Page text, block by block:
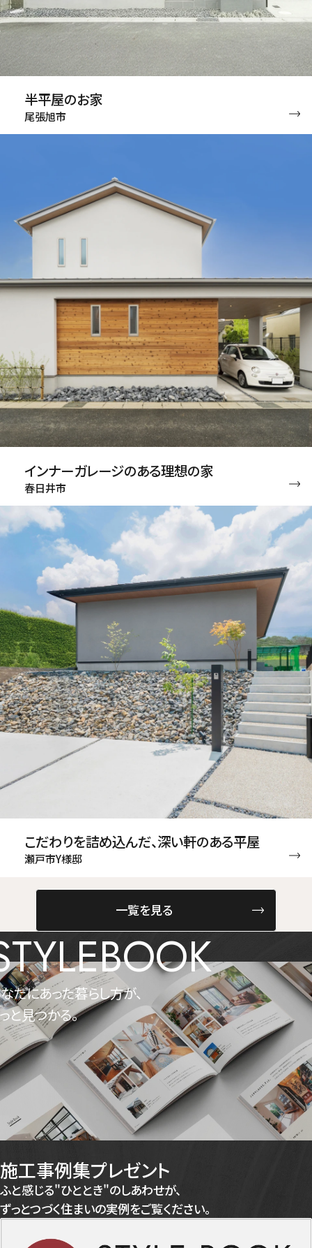
半平屋のお家
尾張旭市
インナーガレージのある理想の家
春日井市
こだわりを詰め込んだ、深い軒のある平屋
瀬戸市Y様邸
一覧を見る
たにあった暮らし方が、
と見つかる。
施工事例集プレゼント
ふと感じる"ひととき"のしあわせが、
ずっとつづく住まいの実例をご覧ください。